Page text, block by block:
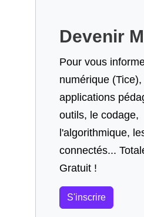
Devenir
Pour vous
numérique (Tice),
applications
outils, le codage,
l'algorithmique,
connectés...
Gratuit !
S'inscrire